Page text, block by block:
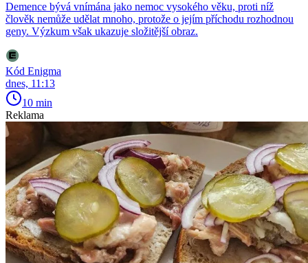
Demence bývá vnímána jako nemoc vysokého věku, proti níž
člověk nemůže udělat mnoho, protože o jejím příchodu rozhodnou
geny. Výzkum však ukazuje složitější obraz.
Kód Enigma
dnes, 11:13
10 min
Reklama